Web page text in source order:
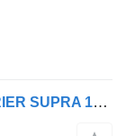
Volvo FE 280 / 4x2 / CHŁODNIA / CARRIER SUPRA 1250 MT / MULTITEMPERATU